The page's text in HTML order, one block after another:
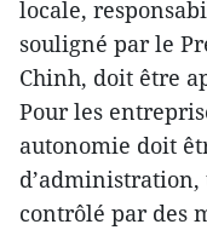
locale,
souligné par le
Chinh, doit être
Pour les
autonomie doit
contrôlé par des